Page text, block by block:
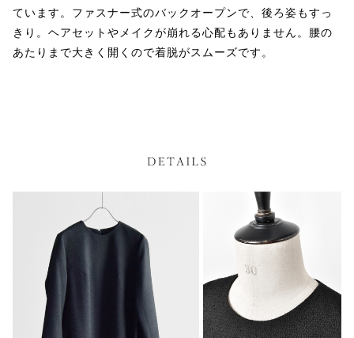
ています。ファスナー式のバックオープンで、後ろ姿もすっ
きり。ヘアセットやメイクが崩れる心配もありません。腰の
あたりまで大きく開くので着脱がスムーズです。